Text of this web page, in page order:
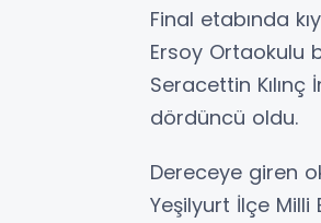
Final etabında
Ersoy Ortaokulu
Seracettin
dördüncü oldu.
Dereceye giren
Yeşilyurt İlçe